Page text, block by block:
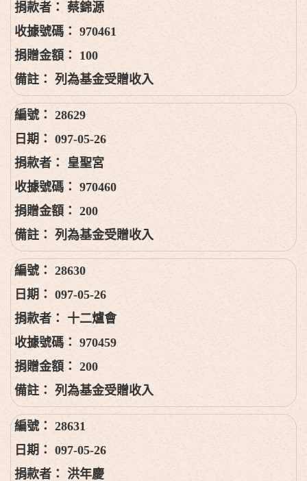
蔡錦源
970461
100
列為基金受贈收入
28629
097-05-26
皇聖宮
970460
200
列為基金受贈收入
28630
097-05-26
十二爐會
970459
200
列為基金受贈收入
28631
097-05-26
洪年慶